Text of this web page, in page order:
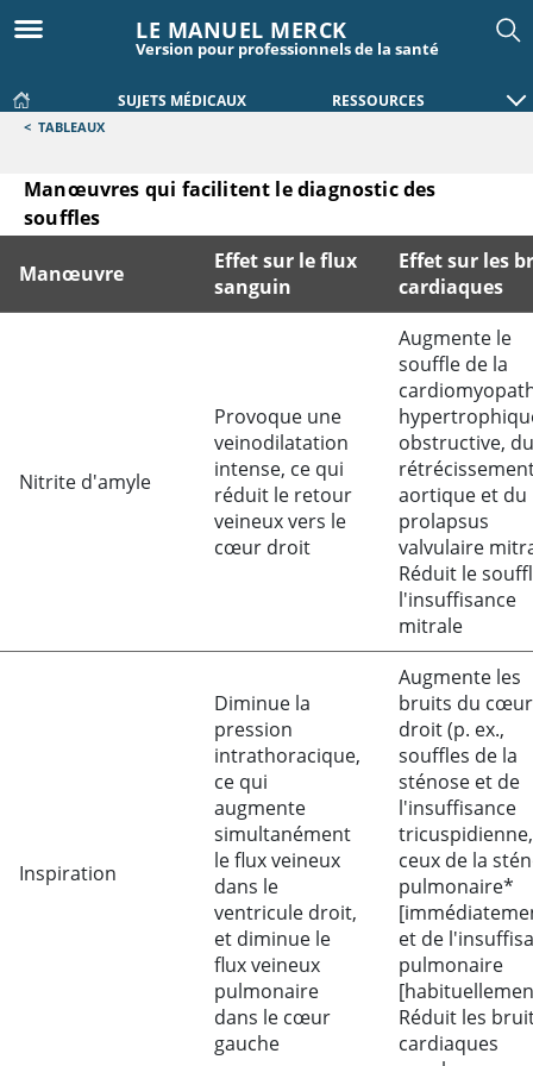
LE MANUEL MERCK
Version pour professionnels de la santé
SUJETS MÉDICAUX RESSOURCES
< TABLEAUX
Manœuvres qui facilitent le diagnostic des
souffles
Manœuvres qui facilitent le diagnostic des souffles
Manœuvre
Effet sur le flux
sanguin
Effet sur les
cardiaques
Nitrite d'amyle
Provoque une
veinodilatation
intense, ce qui
réduit le retour
veineux vers le
cœur droit
Augmente le
souffle de la
obstructive, du
aortique et du
prolapsus
valvulaire
Réduit le
l'insuffisance
mitrale
Inspiration
Diminue la
pression
intrathoracique,
ce qui
augmente
simultanément
le flux veineux
dans le
ventricule droit,
et diminue le
flux veineux
pulmonaire
dans le cœur
gauche
Augmente les
bruits du cœur
droit (p. ex.,
souffles de la
sténose et de
l'insuffisance
tricuspidienne,
ceux de la
pulmonaire*
et de
pulmonaire
Réduit les
cardiaques